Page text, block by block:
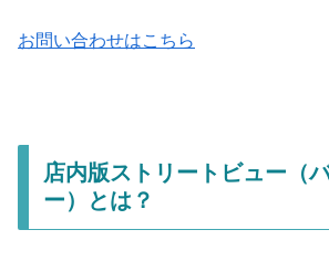
お問い合わせはこちら
店内版ストリートビュー（
ー）とは？